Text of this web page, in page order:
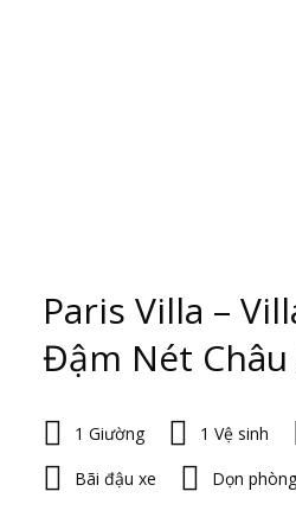
Paris Villa –
Đậm Nét Châu
1 Giường 1 Vệ sinh
Bãi đậu xe
Dọn phòng